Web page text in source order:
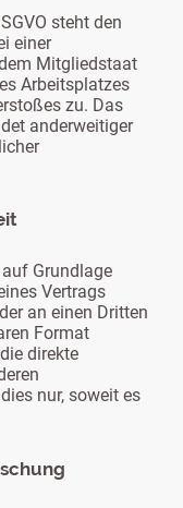
steht den
einer
Mitgliedstaat
Arbeitsplatzes
zu. Das
anderweitiger
Grundlage
Vertrags
an einen Dritten
Format
direkte
nur, soweit es